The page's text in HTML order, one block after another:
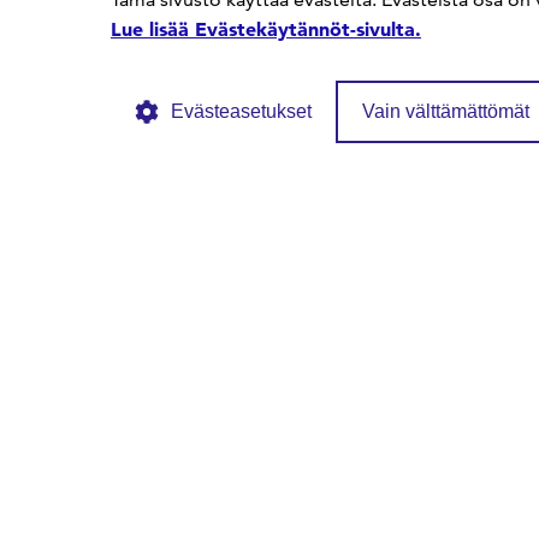
© SFS ry Tietosuojaseloste Evästekäytännöt
Lue lisää Evästekäytännöt-sivulta.
Evästeasetukset Vain välttämättömät